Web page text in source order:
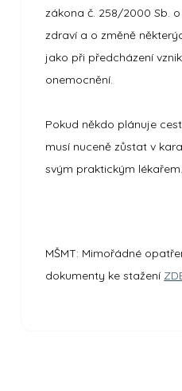
zákona č. 258/2000 Sb.
zdraví a o změně
jako při předcházení
onemocnění.
Pokud někdo plánuje
musí nuceně zůstat v
svým praktickým lékařem.
MŠMT: Mimořádné
dokumenty ke stažení